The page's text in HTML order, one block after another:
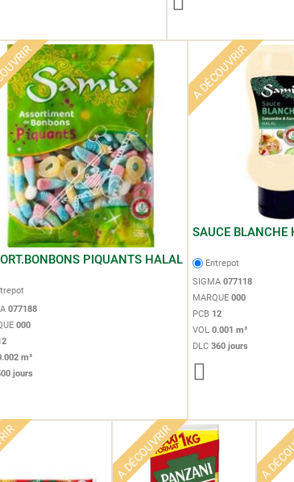
PIQUANTS HALAL
077188
000
m³
jours
A DÉCOUVRIR
SAUCE
Entrepot
SIGMA 077118
MARQUE 000
PCB 12
VOL 0.001 m³
DLC 360 jours
A DÉCOUVRIR A